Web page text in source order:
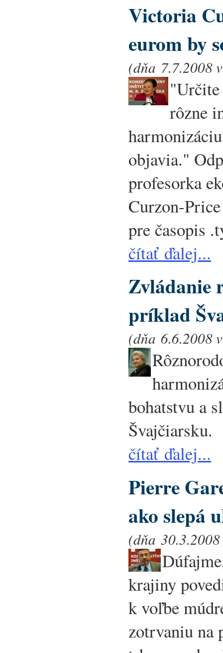
Victoria
eurom by
(dňa 7.7.2008
rôzne
objavia."
profesorka
Curzon-
pre časopis
čítať ďalej...
Zvládanie
príklad
(dňa 6.6.2008
bohatstvu a
Švajčiarsku.
čítať ďalej...
Pierre
ako slepá
(dňa
krajiny
k voľbe
zotrvaniu na